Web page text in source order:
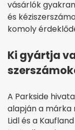
vásárlók
és
komoly
Ki gyártja
A Parkside
alapján a márka
Lidl és a